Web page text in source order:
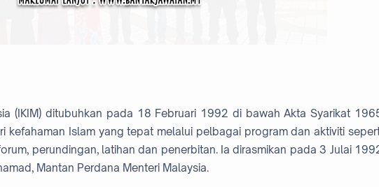
(IKIM) ditubuhkan pada 18 Februari 1992 di bawah Akta Syarikat
kefahaman Islam yang tepat melalui pelbagai program dan aktiviti
perundingan, latihan dan penerbitan. Ia dirasmikan pada 3 Julai
Mantan Perdana Menteri Malaysia.